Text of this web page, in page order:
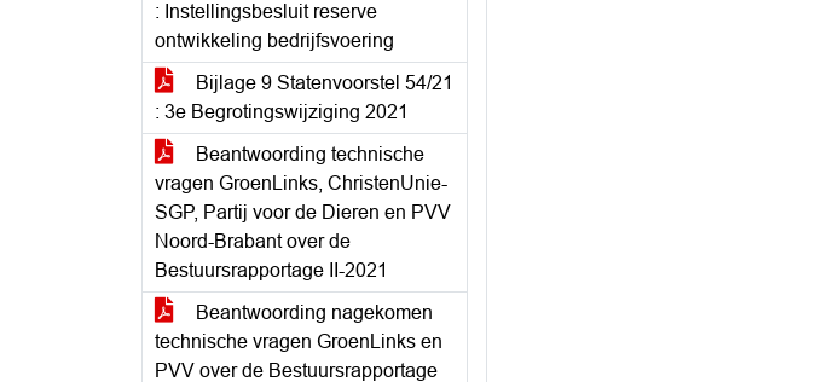
: Instellingsbesluit reserve
ontwikkeling bedrijfsvoering
Bijlage 9 Statenvoorstel 54/21
: 3e Begrotingswijziging 2021
Beantwoording technische
vragen GroenLinks, ChristenUnie-
SGP, Partij voor de Dieren en PVV
Noord-Brabant over de
Bestuursrapportage II-2021
Beantwoording nagekomen
technische vragen GroenLinks en
PVV over de Bestuursrapportage